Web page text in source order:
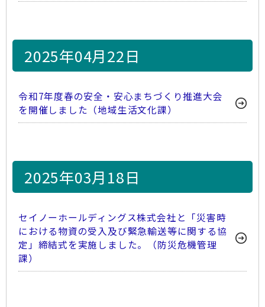
2025年04月22日
令和7年度春の安全・安心まちづくり推進大会
を開催しました（地域生活文化課）
2025年03月18日
セイノーホールディングス株式会社と「災害時
における物資の受入及び緊急輸送等に関する協
定」締結式を実施しました。（防災危機管理
課）